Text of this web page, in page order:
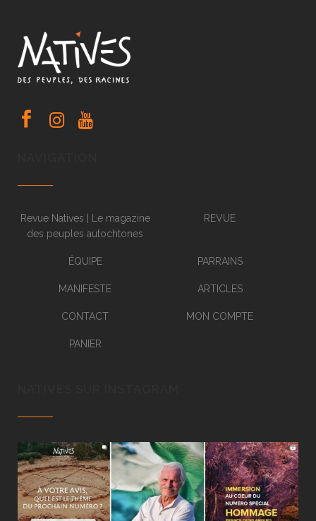
Revue Natives | Le magazine
des peuples autochtones
REVUE
ÉQUIPE PARRAINS
MANIFESTE ARTICLES
CONTACT MON COMPTE
PANIER